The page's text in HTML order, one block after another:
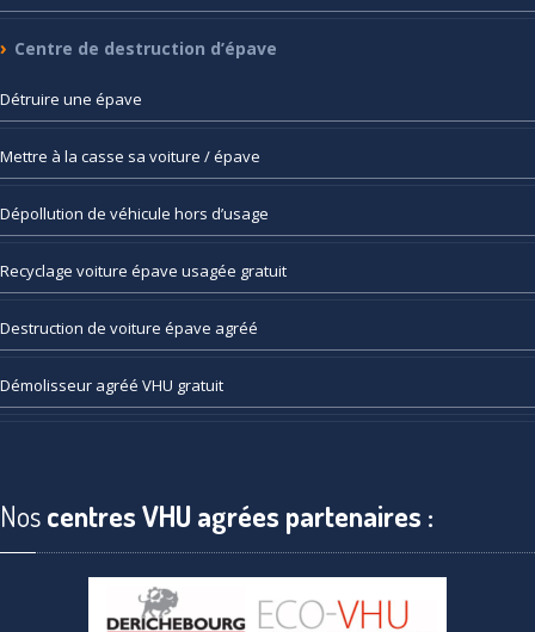
Centre de destruction d’épave
Détruire une épave
Mettre à la casse sa voiture / épave
Dépollution de véhicule hors d’usage
Recyclage voiture épave usagée gratuit
Destruction de voiture épave agréé
Démolisseur agréé VHU gratuit
Noscentres VHU agrées partenaires :